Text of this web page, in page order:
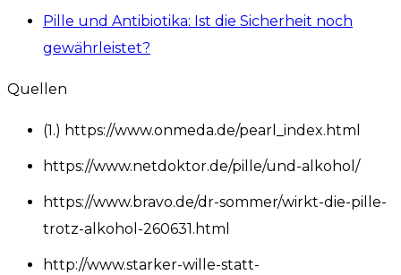
Pille und Antibiotika: Ist die Sicherheit noch
gewährleistet?
Quellen
(1.) https://www.onmeda.de/pearl_index.html
https://www.netdoktor.de/pille/und-alkohol/
https://www.bravo.de/dr-sommer/wirkt-die-pille-
trotz-alkohol-260631.html
http://www.starker-wille-statt-